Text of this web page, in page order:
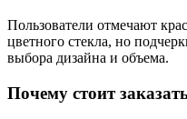
Пользователи отмечают
цветного стекла, но
выбора дизайна и объема.
Почему стоит